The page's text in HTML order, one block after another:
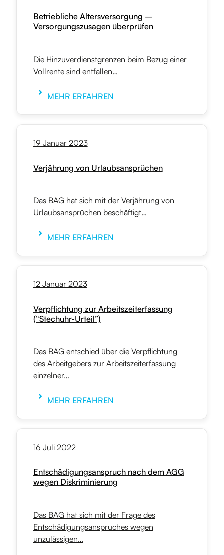
Betriebliche Altersversorgung –
Versorgungszusagen überprüfen
Die Hinzuverdienstgrenzen beim Bezug einer
Vollrente sind entfallen…
MEHR ERFAHREN
19 Januar 2023
Verjährung von Urlaubsansprüchen
Das BAG hat sich mit der Verjährung von
Urlaubsansprüchen beschäftigt…
MEHR ERFAHREN
12 Januar 2023
Verpflichtung zur Arbeitszeiterfassung
(“Stechuhr-Urteil”)
Das BAG entschied über die Verpflichtung
des Arbeitgebers zur Arbeitszeiterfassung
einzelner…
MEHR ERFAHREN
16 Juli 2022
Entschädigungsanspruch nach dem AGG
wegen Diskriminierung
Das BAG hat sich mit der Frage des
Entschädigungsanspruches wegen
unzulässigen…